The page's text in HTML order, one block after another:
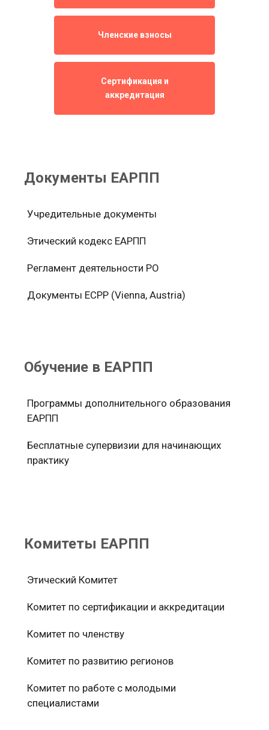
Членские взносы
Сертификация и
аккредитация
Документы ЕАРПП
Учредительные документы
Этический кодекс ЕАРПП
Регламент деятельности РО
Документы ЕСРР (Vienna, Austria)
Обучение в ЕАРПП
Программы дополнительного образования
ЕАРПП
Бесплатные супервизии для начинающих
практику
Комитеты ЕАРПП
Этический Комитет
Комитет по сертификации и аккредитации
Комитет по членству
Комитет по развитию регионов
Комитет по работе с молодыми
специалистами